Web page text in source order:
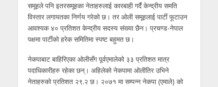
समूहले पनि इतरसमूहका नेताहरुलाई कारबाही गर्दै केन्द्रीय समति
विस्तार लगायतका निर्णय गरेको छ। तर ओली समूहलाई पार्टी फूटाउन
आवश्यक ४० प्रतिशत केन्द्रीय सदस्य संख्या छैन। प्रचण्ड-नेपाल
पक्षमा पार्टीको हरेक समितिमा स्पष्ट बहुमत छ।
नेकपाबाट बाहिरिएका ओलीसँग पूर्वएमालेको ३३ प्रतिशत मात्र
पदाधिकारीहरु रहेका छन्। अहिलेको नेकपामा ओलीतिर उभिने
नेताहरुको प्रतिशत २९.२ छ। २०७१ मा सम्पन्न नेकपा (एमाले) को